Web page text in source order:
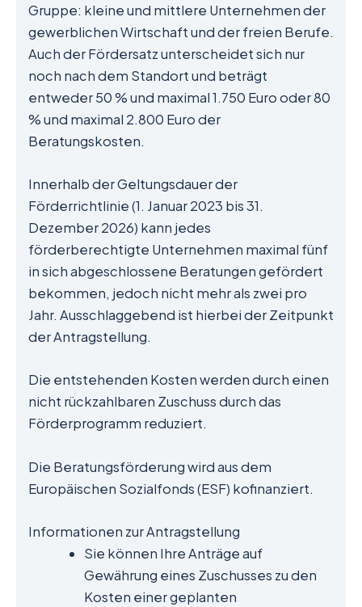
Gruppe: kleine und mittlere Unternehmen der
gewerblichen Wirtschaft und der freien Berufe.
Auch der Fördersatz unterscheidet sich nur
noch nach dem Standort und beträgt
entweder 50 % und maximal 1.750 Euro oder 80
% und maximal 2.800 Euro der
Beratungskosten.
Innerhalb der Geltungsdauer der
Förderrichtlinie (1. Januar 2023 bis 31.
Dezember 2026) kann jedes
förderberechtigte Unternehmen maximal fünf
in sich abgeschlossene Beratungen gefördert
bekommen, jedoch nicht mehr als zwei pro
Jahr. Ausschlaggebend ist hierbei der Zeitpunkt
der Antragstellung.
Die entstehenden Kosten werden durch einen
nicht rückzahlbaren Zuschuss durch das
Förderprogramm reduziert.
Die Beratungsförderung wird aus dem
Europäischen Sozialfonds (ESF) kofinanziert.
Informationen zur Antragstellung
Sie können Ihre Anträge auf
Gewährung eines Zuschusses zu den
Kosten einer geplanten